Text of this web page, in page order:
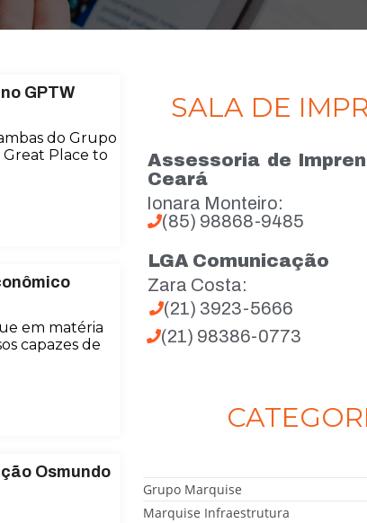
GPTW
do Grupo
Place to
em matéria
capazes de
Osmundo
SALA DE
Assessoria de
Ceará
Ionara Monteiro:
(85) 98868-9485
LGA Comunicação
Zara Costa:
(21) 3923-5666
(21) 98386-0773
Grupo Marquise
Marquise Infraestrutura